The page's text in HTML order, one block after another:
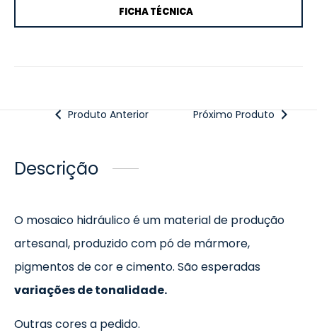
FICHA TÉCNICA
Produto Anterior Próximo Produto
Descrição
O mosaico hidráulico é um material de produção
artesanal, produzido com pó de mármore,
pigmentos de cor e cimento. São esperadas
variações de tonalidade.
Outras cores a pedido.